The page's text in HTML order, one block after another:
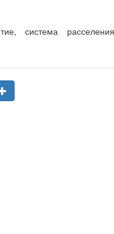
система